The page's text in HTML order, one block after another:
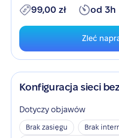
99,00 zł od 3h
Zleć
Konfiguracja sieci
Dotyczy objawów
Brak zasięgu
Brak